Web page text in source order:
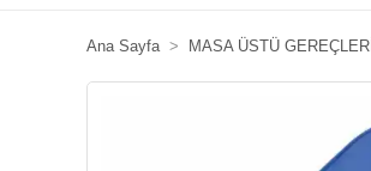
Ana Sayfa MASA ÜSTÜ GEREÇLERİ